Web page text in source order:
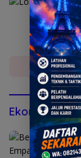
Ekonomi &